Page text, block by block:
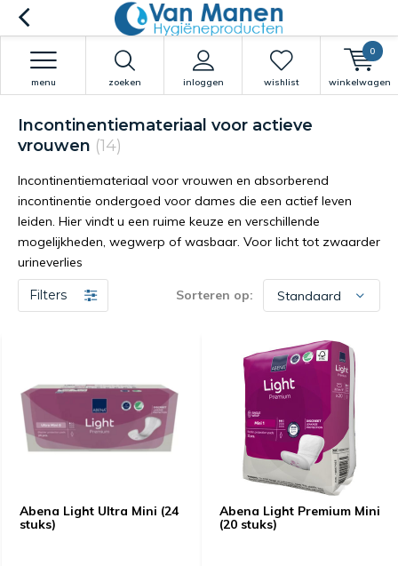
zoeken inloggen
menu wishlist winkelwagen
0
Incontinentiemateriaal voor actieve
vrouwen (14)
Incontinentiemateriaal voor vrouwen en absorberend
incontinentie ondergoed voor dames die een actief leven
leiden. Hier vindt u een ruime keuze en verschillende
mogelijkheden, wegwerp of wasbaar. Voor licht tot zwaarder
urineverlies
Filters Sorteren op:
Abena Light Ultra Mini (24
stuks)
Abena Light Premium Mini
(20 stuks)